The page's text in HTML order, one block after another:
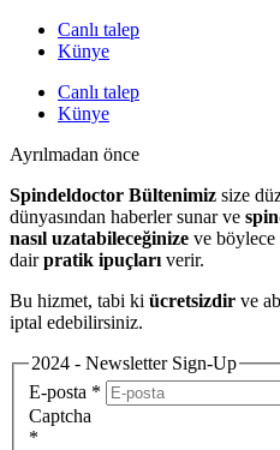
Canlı talep
Künye
Canlı talep
Künye
Ayrılmadan önce
Spindeldoctor Bültenimiz size
dünyasından haberler sunar ve
nasıl uzatabileceğinize ve böylece
dairpratik ipuçları verir.
Bu hizmet, tabi ki ücretsizdir ve
iptal edebilirsiniz.
2024 - Newsletter Sign-Up
E-posta *
Captcha
*